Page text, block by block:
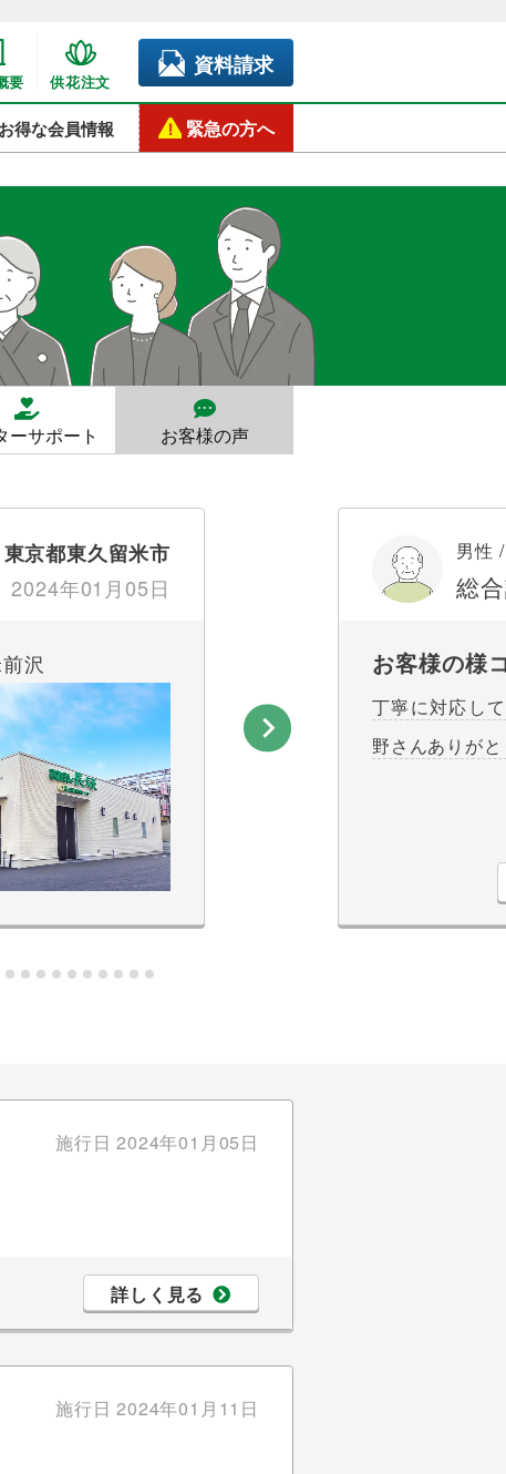
要 供花注文
資料請求
お得な会員情報 緊急の方へ
ーサポート お客様の声
2024年01月05日
東京都東久留米市
沢
男性 /
総
お客様の様
丁寧に対応し
野さんありが
施行日 2024年01月05日
詳しく見る
施行日 2024年01月11日